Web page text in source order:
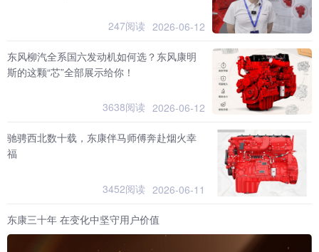
247阅读 2026-06-12
东风柳汽全系国六发动机如何选？东风康明
斯的这颗“芯”全部展示给你！
3638阅读 2026-06-12
驰骋西北数十载，东康伴马师傅奔赴烟火幸
福
3452阅读 2026-06-11
东康三十年 在变化中坚守用户价值